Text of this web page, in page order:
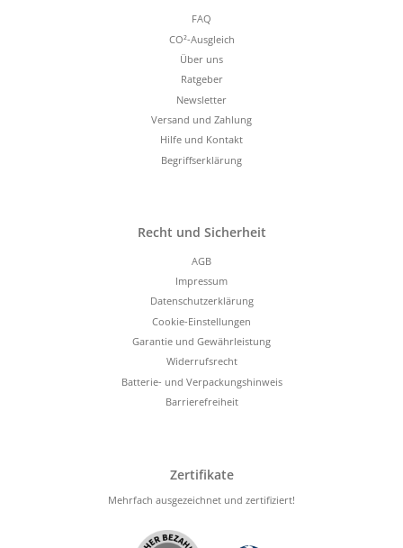
FAQ
CO²-Ausgleich
Über uns
Ratgeber
Newsletter
Versand und Zahlung
Hilfe und Kontakt
Begriffserklärung
Recht und Sicherheit
AGB
Impressum
Datenschutzerklärung
Cookie-Einstellungen
Garantie und Gewährleistung
Widerrufsrecht
Batterie- und Verpackungshinweis
Barrierefreiheit
Zertifikate
Mehrfach ausgezeichnet und zertifiziert!